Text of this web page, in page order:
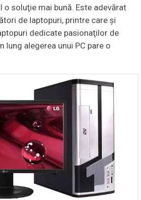
o soluţie mai bună. Este adevărat
de laptopuri, printre care şi
dedicate pasionaţilor de
lung alegerea unui PC pare o